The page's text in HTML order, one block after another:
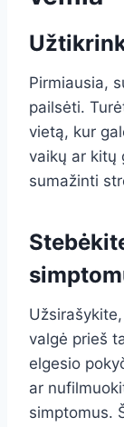
Pirmiausia,
pailsėti.
vietą, kur
vaikų ar kitų
sumažinti
valgė prieš
elgesio
ar
simptomus.